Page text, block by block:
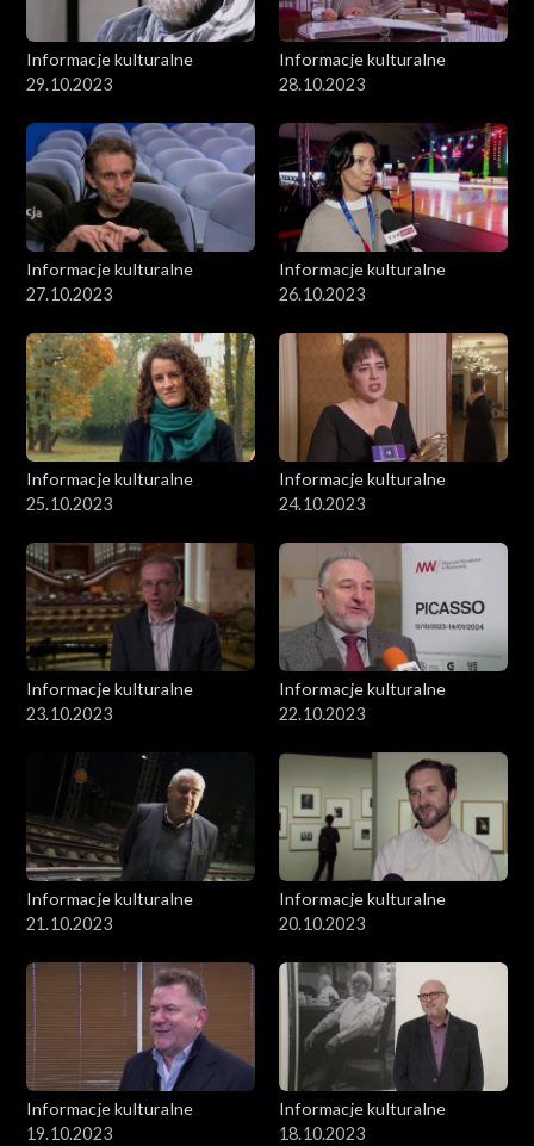
Informacje kulturalne
29.10.2023
Informacje kulturalne
28.10.2023
Informacje kulturalne
27.10.2023
Informacje kulturalne
26.10.2023
Informacje kulturalne
25.10.2023
Informacje kulturalne
24.10.2023
Informacje kulturalne
23.10.2023
Informacje kulturalne
22.10.2023
Informacje kulturalne
21.10.2023
Informacje kulturalne
20.10.2023
Informacje kulturalne
19.10.2023
Informacje kulturalne
18.10.2023